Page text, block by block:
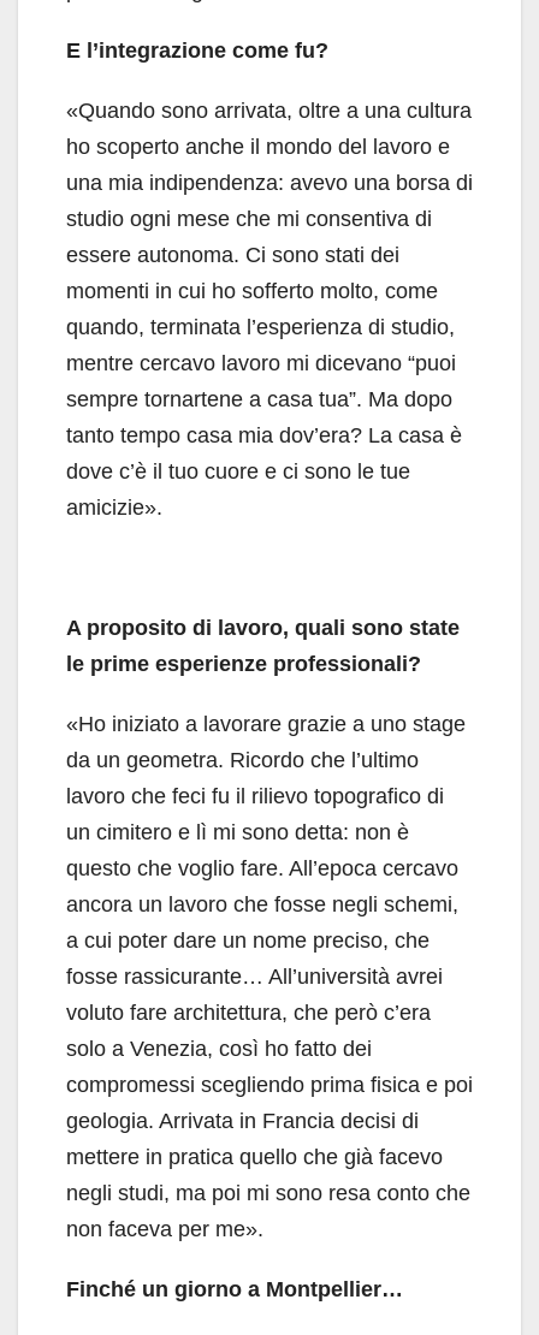
E l’integrazione come fu?
«Quando sono arrivata, oltre a una cultura
ho scoperto anche il mondo del lavoro e
una mia indipendenza: avevo una borsa di
studio ogni mese che mi consentiva di
essere autonoma. Ci sono stati dei
momenti in cui ho sofferto molto, come
quando, terminata l’esperienza di studio,
mentre cercavo lavoro mi dicevano “puoi
sempre tornartene a casa tua”. Ma dopo
tanto tempo casa mia dov’era? La casa è
dove c’è il tuo cuore e ci sono le tue
amicizie».
A proposito di lavoro, quali sono state
le prime esperienze professionali?
«Ho iniziato a lavorare grazie a uno stage
da un geometra. Ricordo che l’ultimo
lavoro che feci fu il rilievo topografico di
un cimitero e lì mi sono detta: non è
questo che voglio fare. All’epoca cercavo
ancora un lavoro che fosse negli schemi,
a cui poter dare un nome preciso, che
fosse rassicurante… All’università avrei
voluto fare architettura, che però c’era
solo a Venezia, così ho fatto dei
compromessi scegliendo prima fisica e poi
geologia. Arrivata in Francia decisi di
mettere in pratica quello che già facevo
negli studi, ma poi mi sono resa conto che
non faceva per me».
Finché un giorno a Montpellier…